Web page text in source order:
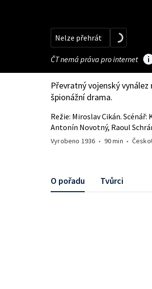
Nelze přehrát
ČT nemá práva pro internet
Převratný vojenský
špionážní drama.
Režie: Miroslav Cikán.
Antonín Novotný, Raoul
Vyrobeno 1936 • 90 min • Česko
O pořadu Tvůrci